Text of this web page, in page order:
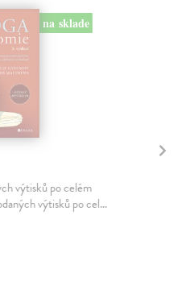
na sklade
výtisků po celém
výtisků po cel...